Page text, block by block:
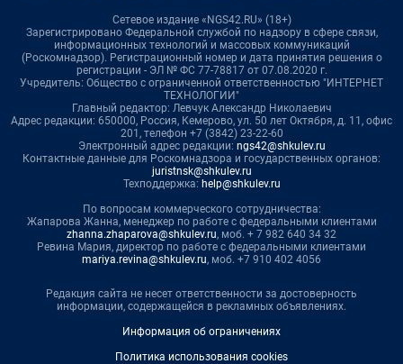
Сетевое издание «NGS42.RU» (18+)
Зарегистрировано Федеральной службой по надзору в сфере связи,
информационных технологий и массовых коммуникаций
(Роскомнадзор). Регистрационный номер и дата принятия решения о
регистрации - ЭЛ № ФС 77-78817 от 07.08.2020 г.
Учредитель: Общество с ограниченной ответственностью "ИНТЕРНЕТ
ТЕХНОЛОГИИ"
Главный редактор: Левчук Александр Николаевич
Адрес редакции: 650000, Россия, Кемерово, ул. 50 лет Октября, д. 11, офис
201, телефон +7 (3842) 23-22-60
Электронный адрес редакции: ngs42@shkulev.ru
Контактные данные для Роскомнадзора и государственных органов:
juristnsk@shkulev.ru
Техподдержка: help@shkulev.ru
По вопросам коммерческого сотрудничества:
Жапарова Жанна, менеджер по работе с федеральными клиентами
zhanna.zhaparova@shkulev.ru, моб. + 7 982 640 34 32
Ревина Мария, директор по работе с федеральными клиентами
mariya.revina@shkulev.ru, моб. +7 910 402 4056
Редакция сайта не несет ответственности за достоверность
информации, содержащейся в рекламных объявлениях.
Информация об ограничениях
Политика использования cookies